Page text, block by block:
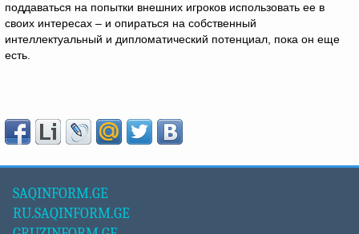
поддаваться на попытки внешних игроков использовать ее в
своих интересах – и опираться на собственный
интеллектуальный и дипломатический потенциал, пока он еще
есть.
SAQINFORM.GE
RU.SAQINFORM.GE